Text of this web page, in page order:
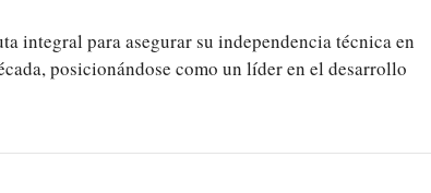
integral para asegurar su independencia técnica en
posicionándose como un líder en el desarrollo